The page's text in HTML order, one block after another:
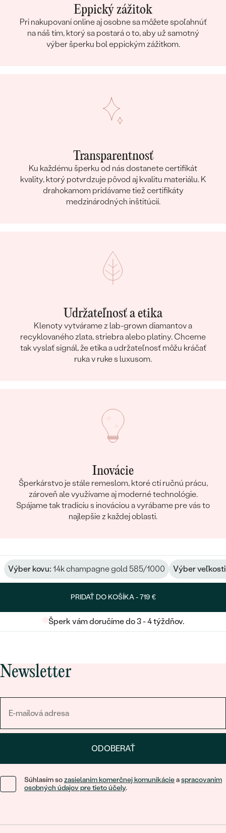
Eppický zážitok
Pri nakupovaní online aj osobne sa môžete spoľahnúť
na náš tím, ktorý sa postará o to, aby už samotný
výber šperku bol eppickým zážitkom.
Transparentnosť
Ku každému šperku od nás dostanete certifikát
kvality, ktorý potvrdzuje pôvod aj kvalitu materiálu. K
drahokamom pridávame tiež certifikáty
medzinárodných inštitúcií.
Udržateľnosť a etika
Klenoty vytvárame z lab-grown diamantov a
recyklovaného zlata, striebra alebo platiny. Chceme
tak vyslať signál, že etika a udržateľnosť môžu kráčať
ruka v ruke s luxusom.
Inovácie
Šperkárstvo je stále remeslom, ktoré ctí ručnú prácu,
zároveň ale využívame aj moderné technológie.
Spájame tak tradíciu s inováciou a vyrábame pre vás to
najlepšie z každej oblasti.
Výber kovu: 14k champagne gold 585/1000 Výber
PRIDAŤ DO KOŠÍKA -719 €
Šperk vám doručíme do 3 - 4 týždňov.
Newsletter
ODOBERAŤ
Súhlasím sozasielaním komerčnej komunikácieaspracovaním
osobných údajov pre tieto účely.